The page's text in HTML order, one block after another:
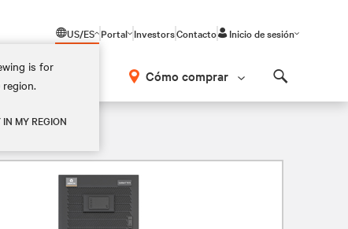
US/ES
is for
region.
IN MY REGION
Portal InvestorsContacto Inicio de sesión
Cómo comprar